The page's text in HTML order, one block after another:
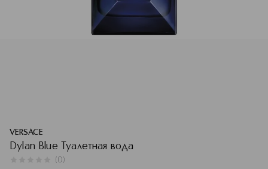
VERSACE
Dylan Blue Туалетная вода
(0)